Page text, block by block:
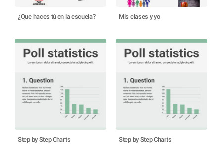
¿Que haces tú en la escuela? Mis clases y yo
Step by Step Charts Step by Step Charts